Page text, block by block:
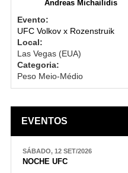
Andreas Michailidis
Evento:
UFC Volkov x Rozenstruik
Local:
Las Vegas (EUA)
Categoria:
Peso Meio-Médio
EVENTOS
SÁBADO, 12 SET/2026
NOCHE UFC